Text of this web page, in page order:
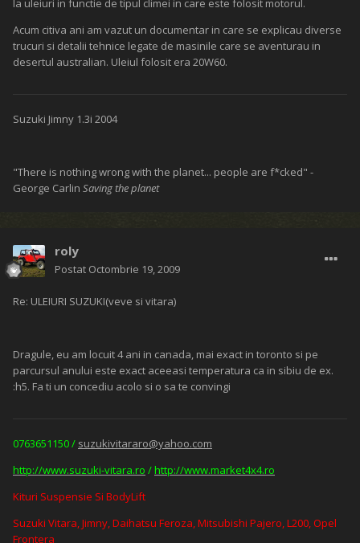
la uleiuri in functie de tipul climei in care este folosit motorul.
Acum citiva ani am vazut un documentar in care se explicau diverse
trucuri si detalii tehnice legate de masinile care se aventurau in
desertul australian. Uleiul folosit era 20W60.
Suzuki Jimny 1.3i 2004
"There is nothing wrong with the planet... people are f*cked" -
George Carlin Saving the planet
roly
Postat Octombrie 19, 2009
Re: ULEIURI SUZUKI(veve si vitara)
Dragule, eu am locuit 4 ani in canada, mai exact in toronto si pe
parcursul anului este exact aceeasi temperatura ca in sibiu de ex.
:h5. Fa ti un concediu acolo si o sa te convingi
0763651150 / suzukivitararo@yahoo.com
http://www.suzuki-vitara.ro /http://www.market4x4.ro
Kituri Suspensie Si BodyLift
Suzuki Vitara, Jimny, Daihatsu Feroza, Mitsubishi Pajero, L200, Opel
Frontera